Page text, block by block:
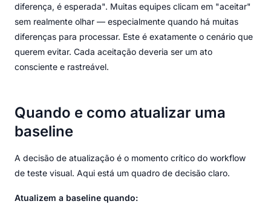
diferença, é esperada". Muitas equipes clicam em "aceitar"
sem realmente olhar — especialmente quando há muitas
diferenças para processar. Este é exatamente o cenário que
querem evitar. Cada aceitação deveria ser um ato
consciente e rastreável.
Quando e como atualizar uma
baseline
A decisão de atualização é o momento crítico do workflow
de teste visual. Aqui está um quadro de decisão claro.
Atualizem a baseline quando: